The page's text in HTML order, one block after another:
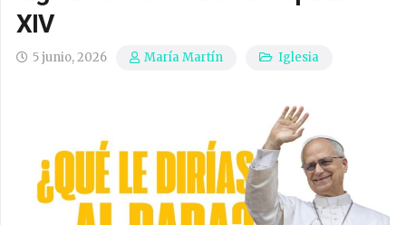
XIV
5 junio, 2026 María Martín Iglesia